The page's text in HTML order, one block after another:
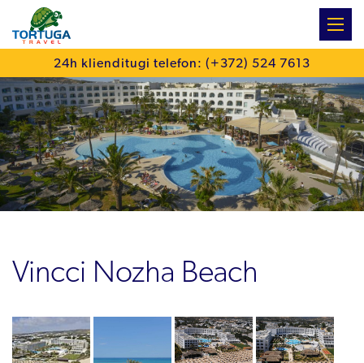
24h klienditugi telefon: (+372) 524 7613
Vincci Nozha Beach